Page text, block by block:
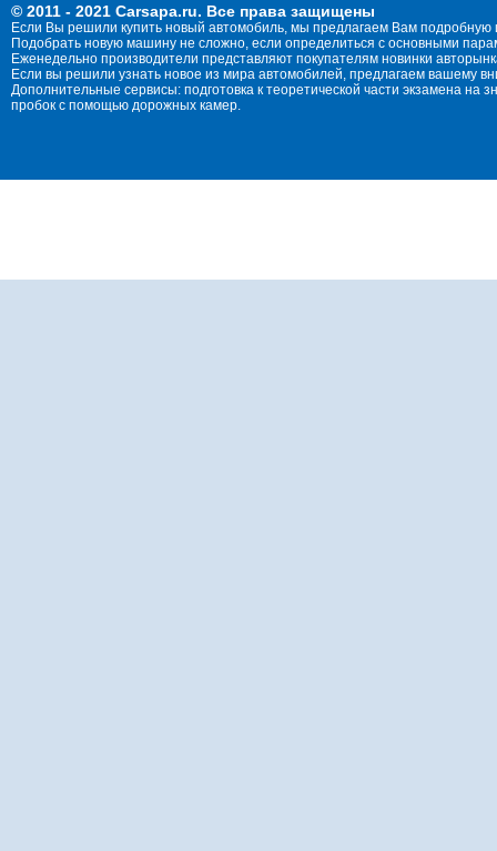
© 2011 - 2021 Carsapa.ru. Все права защищены
Если Вы решили купить новый автомобиль, мы предлагаем Вам
Подобрать новую машину не сложно, если определиться с основными
Еженедельно производители представляют покупателям новинки
Если вы решили узнать новое из мира автомобилей, предлагаем вашему
Дополнительные сервисы: подготовка к теоретической части экзамена
пробок с помощью дорожных камер.